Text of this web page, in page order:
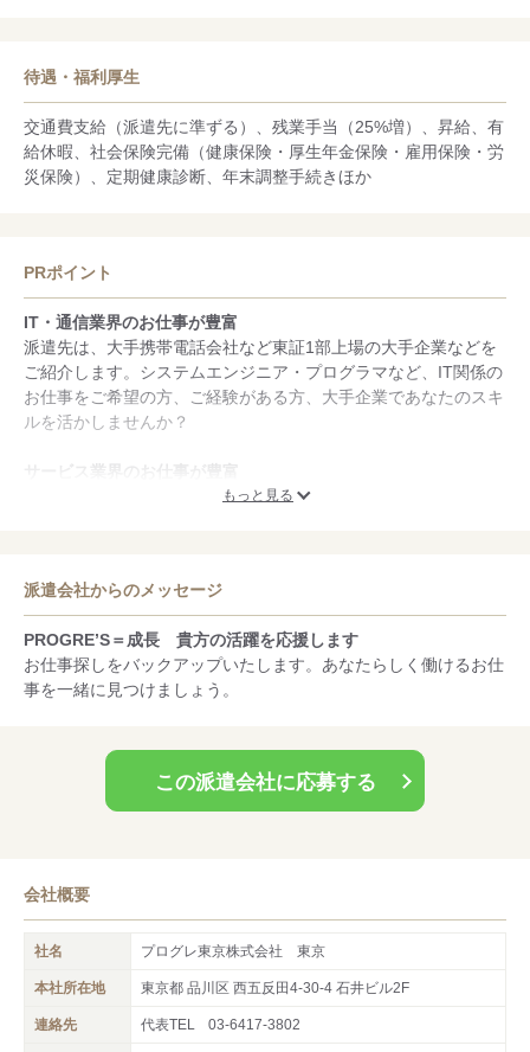
待遇・福利厚生
交通費支給（派遣先に準ずる）、残業手当（25%増）、昇給、有
給休暇、社会保険完備（健康保険・厚生年金保険・雇用保険・労
災保険）、定期健康診断、年末調整手続きほか
PRポイント
IT・通信業界のお仕事が豊富
派遣先は、大手携帯電話会社など東証1部上場の大手企業などを
ご紹介します。システムエンジニア・プログラマなど、IT関係の
お仕事をご希望の方、ご経験がある方、大手企業であなたのスキ
ルを活かしませんか？
サービス業界のお仕事が豊富
販売、接客のお仕事に挑戦してみたいという方、未経験でもトラ
スタッフフォローに自信あり
「この業界で働いてみたい」 「今勉強中の知識を活かして挑戦
してみたい」 「業界未経験でも、トライできるかな…」 など
といったあなたのご希望や疑問点などもお聞きした上でのカウン
セリングを心がけています。お気軽にご相談くださいね！
もっと見る
派遣会社からのメッセージ
PROGRE’S＝成長 貴方の活躍を応援します
お仕事探しをバックアップいたします。あなたらしく働けるお仕
事を一緒に見つけましょう。
この派遣会社に応募する
会社概要
社名 プログレ東京株式会社 東京
本社所在地 東京都 品川区 西五反田4-30-4 石井ビル2F
連絡先 代表TEL 03-6417-3802